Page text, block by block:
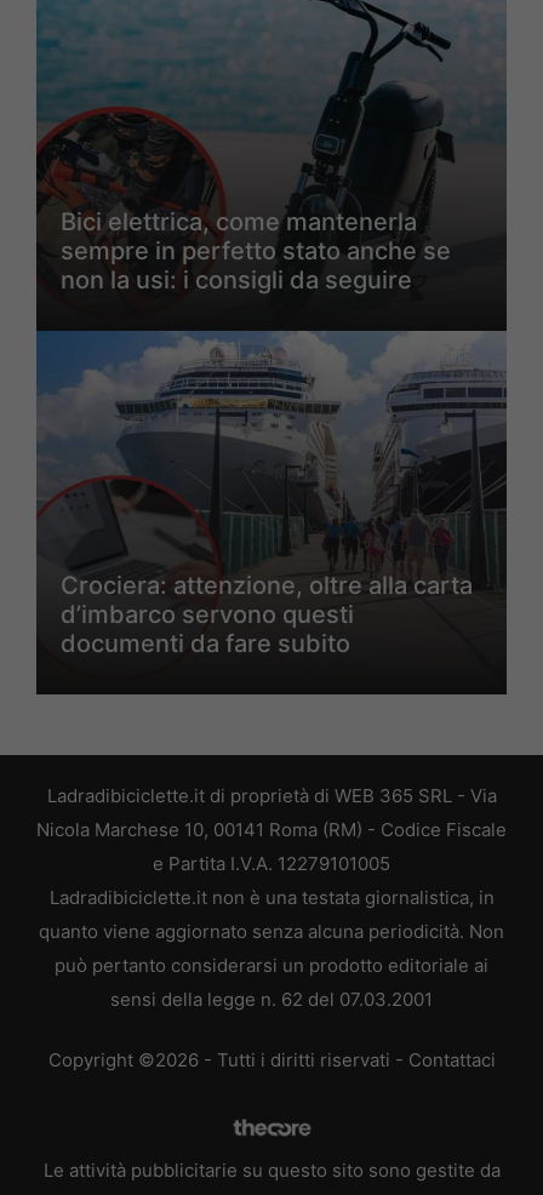
Bici elettrica, come mantenerla
sempre in perfetto stato anche se
non la usi: i consigli da seguire
Crociera: attenzione, oltre alla carta
d’imbarco servono questi
documenti da fare subito
Ladradibiciclette.it di proprietà di WEB 365 SRL - Via
Nicola Marchese 10, 00141 Roma (RM) - Codice Fiscale
e Partita I.V.A. 12279101005
Ladradibiciclette.it non è una testata giornalistica, in
quanto viene aggiornato senza alcuna periodicità. Non
può pertanto considerarsi un prodotto editoriale ai
sensi della legge n. 62 del 07.03.2001
Copyright ©2026 - Tutti i diritti riservati - Contattaci
Le attività pubblicitarie su questo sito sono gestite da